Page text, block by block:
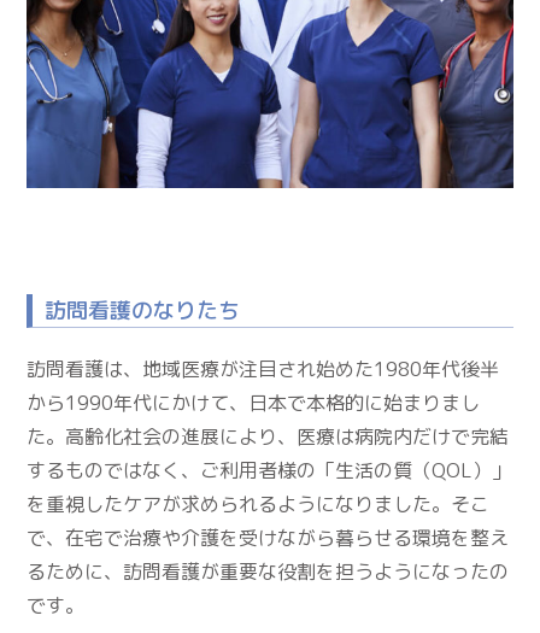
訪問看護のなりたち
訪問看護は、地域医療が注目され始めた1980年代後半
から1990年代にかけて、日本で本格的に始まりまし
た。高齢化社会の進展により、医療は病院内だけで完結
するものではなく、ご利用者様の「生活の質（QOL）」
を重視したケアが求められるようになりました。そこ
で、在宅で治療や介護を受けながら暮らせる環境を整え
るために、訪問看護が重要な役割を担うようになったの
です。